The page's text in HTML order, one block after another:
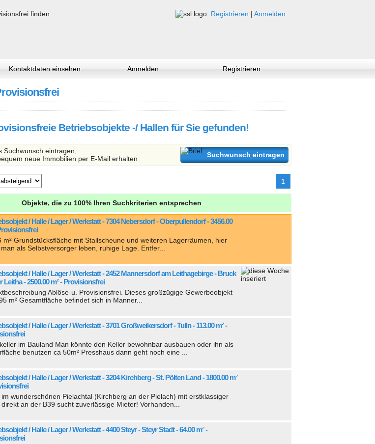
Registrieren | Anmelden
Kontaktdaten einsehen Anmelden Registrieren
Betriebsobjekte -/ Hallen für Sie gefunden!
Suchwunsch eintragen,
neue Immobilien per E-Mail erhalten
Suchwunsch eintragen
1
Objekte, die zu 100% Ihren Suchkriterien entsprechen
/ Halle / Lager / Werkstatt - 7304 Nebersdorf - Oberpullendorf - 3456.00
m² Grundstücksfläche mit Stallscheune und weiteren Lagerräumen, hier
als Selbstversorger leben, ruhige Lage. Entfer...
/ Halle / Lager / Werkstatt - 2452 Mannersdorf am Leithagebirge - Bruck
Leitha - 2500.00 m² - Provisionsfrei
Ablöse-u. Provisionsfrei. Dieses großzügige Gewerbeobjekt
m² Gesamtfläche befindet sich in Manner...
/ Halle / Lager / Werkstatt - 3701 Großweikersdorf - Tulln - 113.00 m² -
im Bauland Man könnte den Keller bewohnbar ausbauen oder ihn als
benutzen ca 50m² Presshaus dann geht noch eine ...
/ Halle / Lager / Werkstatt - 3204 Kirchberg - St. Pölten Land - 1800.00 m²
im wunderschönen Pielachtal (Kirchberg an der Pielach) mit erstklassiger
an der B39 sucht zuverlässige Mieter! Vorhanden...
/ Halle / Lager / Werkstatt - 4400 Steyr - Steyr Stadt - 64.00 m² -